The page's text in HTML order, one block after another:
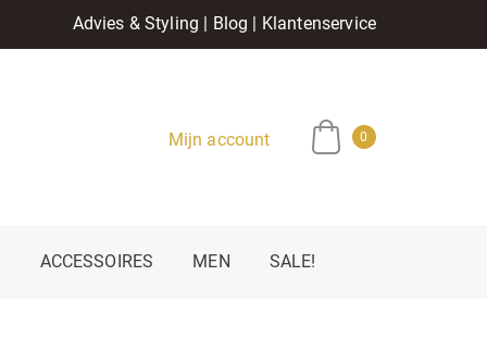
Advies & Styling | Blog | Klantenservice
Mijn account 0
ACCESSOIRES MEN SALE!